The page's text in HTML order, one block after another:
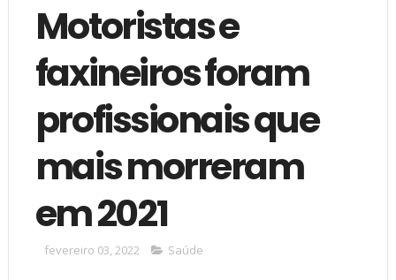
Motoristas e
faxineiros foram
profissionais que
mais morreram
em 2021
fevereiro 03, 2022 Saúde